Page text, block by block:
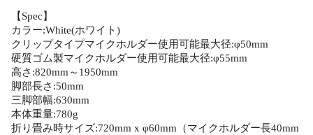
【Spec】
カラー:White(ホワイト)
クリップタイプマイクホルダー使用可能最大径:φ50mm
硬質ゴム製マイクホルダー使用可能最大径:φ55mm
高さ:820mm～1950mm
脚部長さ:50mm
三脚部幅:630mm
本体重量:780g
折り畳み時サイズ:720mm x φ60mm（マイクホルダー長40mm